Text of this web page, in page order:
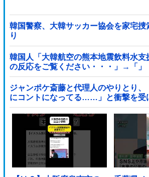
韓国警察、大韓サッカー協会を家宅捜
り
韓国人「大韓航空の熊本地震飲料水支
の反応をご覧ください・・・」→「」
ジャンポケ斎藤と代理人のやりとり、
にコントになってる……」と衝撃を受